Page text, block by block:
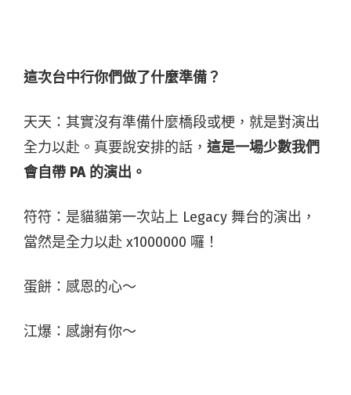
這次台中行你們做了什麼準備？
天天：其實沒有準備什麼橋段或梗，就是對演出
全力以赴。真要說安排的話， 這是一場少數我們
會自帶 PA 的演出。
符符：是貓貓第一次站上 Legacy 舞台的演出，
當然是全力以赴 x1000000 囉！
蛋餅：感恩的心～
江爆：感謝有你～